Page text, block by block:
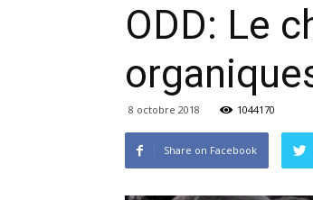
ODD: Le
8 octobre 2018 1044170
Share on Facebook